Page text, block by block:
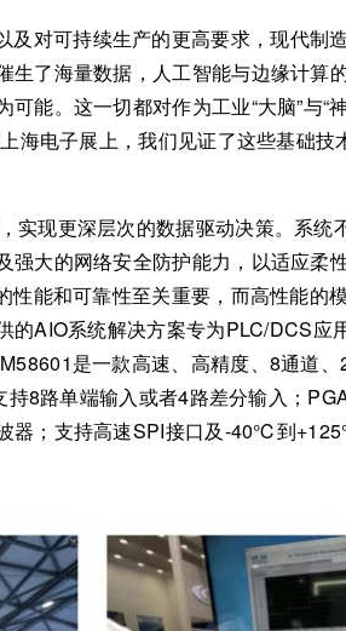
对可持续生产的更高要求，现代制
生了海量数据，人工智能与边缘计算
能。这一切都对作为工业“大脑”与“
海电子展上，我们见证了这些基础技
实现更深层次的数据驱动决策。系统
大的网络安全防护能力，以适应柔
能和可靠性至关重要，而高性能的
的AIO系统解决方案专为PLC/DCS应
是一款高速、高精度、8通道
8路单端输入或者4路差分输入；
器；支持高速SPI接口及-40℃到